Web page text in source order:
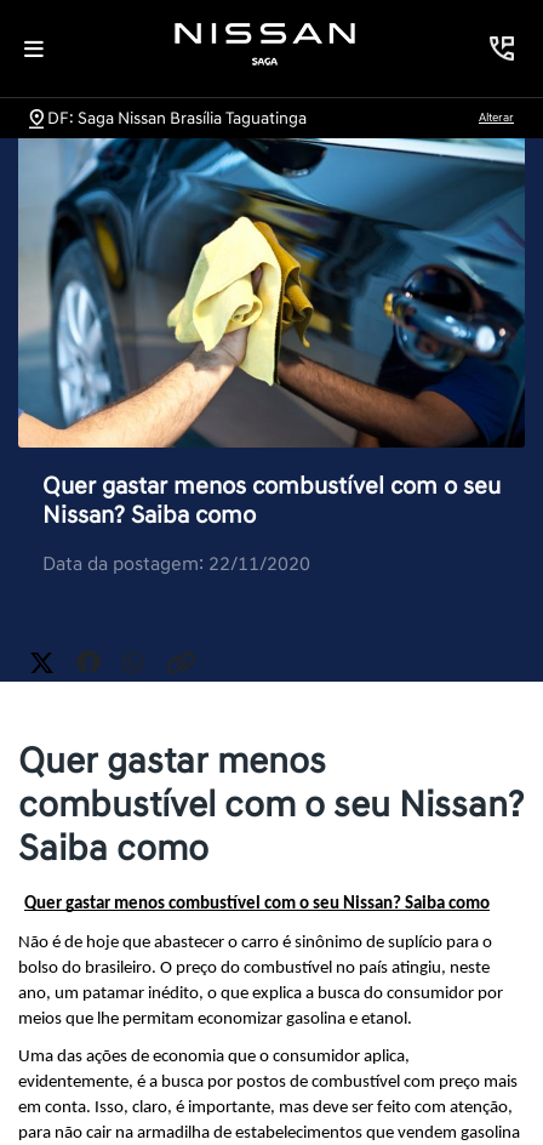
DF: Saga Nissan Brasília Taguatinga Alterar
Quer gastar menos combustível com o seu
Nissan? Saiba como
Data da postagem: 22/11/2020
Quer gastar menos
combustível com o seu Nissan?
Saiba como
Quer gastar menos combustível com o seu Nissan? Saiba como
Não é de hoje que abastecer o carro é sinônimo de suplício para o
bolso do brasileiro. O preço do combustível no país atingiu, neste
ano, um patamar inédito, o que explica a busca do consumidor por
meios que lhe permitam economizar gasolina e etanol.
Uma das ações de economia que o consumidor aplica,
evidentemente, é a busca por postos de combustível com preço mais
em conta. Isso, claro, é importante, mas deve ser feito com atenção,
para não cair na armadilha de estabelecimentos que vendem gasolina